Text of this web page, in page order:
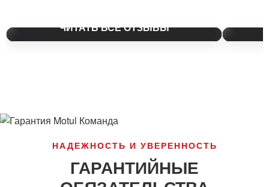
ЧИТАТЬ ВСЕ ОТЗЫВЫ
НАДЕЖНОСТЬ И УВЕРЕННОСТЬ
ГАРАНТИЙНЫЕ